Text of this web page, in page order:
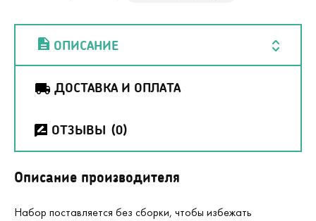
ОПИСАНИЕ
ДОСТАВКА И ОПЛАТА
ОТЗЫВЫ (0)
Описание производителя
Набор поставляется без сборки, чтобы избежать